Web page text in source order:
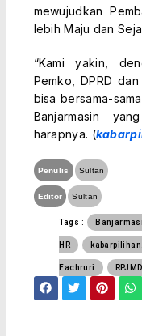
mewujudkan
lebih Maju dan
“Kami yakin,
Pemko, DPRD
bisa bersama-
Banjarmasin
harapnya. (
Penulis Sultan
Editor Sultan
Tags :
HR
Fachruri
F
a
T
w
P
i
W
h